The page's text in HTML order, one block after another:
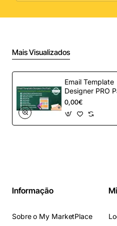
Mais Visualizados
Email Template
Designer PRO
– Automação de
mail definitiva
OpenCart
0,00€
Informação
Sobre o My MarketPlace